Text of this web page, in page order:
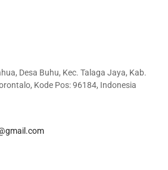
Desa Buhu, Kec. Talaga Jaya, Kab.
Kode Pos: 96184, Indonesia